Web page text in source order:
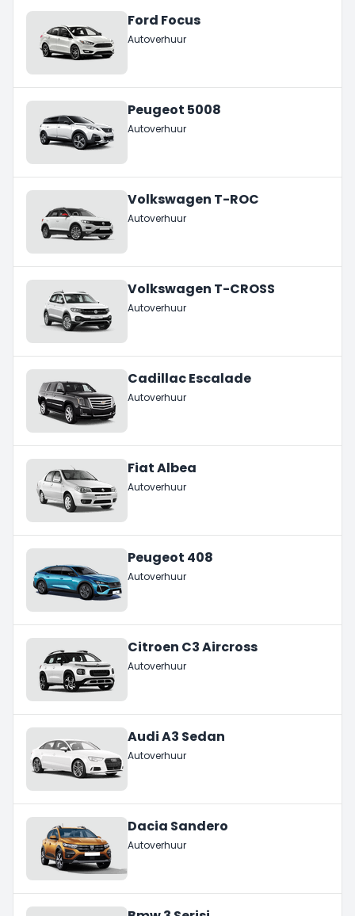
Ford Focus
Autoverhuur
Peugeot 5008
Autoverhuur
Volkswagen T-ROC
Autoverhuur
Volkswagen T-CROSS
Autoverhuur
Cadillac Escalade
Autoverhuur
Fiat Albea
Autoverhuur
Peugeot 408
Autoverhuur
Citroen C3 Aircross
Autoverhuur
Audi A3 Sedan
Autoverhuur
Dacia Sandero
Autoverhuur